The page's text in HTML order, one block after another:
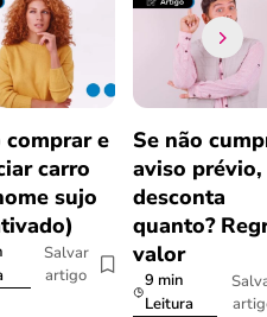
comprar e
carro
sujo
Salvar
artigo
Se não
aviso prévio,
desconta
quanto?
valor
9 min
Leitura